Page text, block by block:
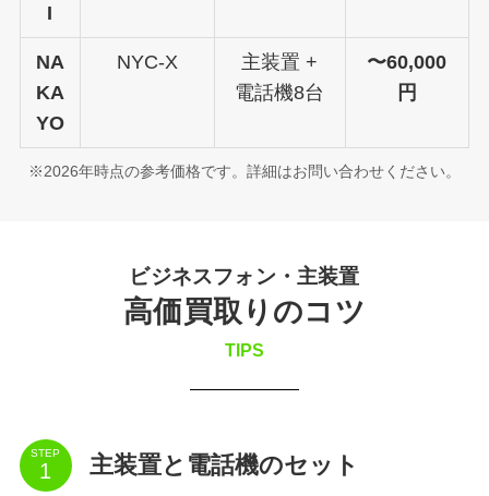
I
NA
KA
YO
NYC-X
主装置 +
電話機8台
〜60,000
円
※2026年時点の参考価格です。詳細はお問い合わせください。
ビジネスフォン・主装置
高価買取りのコツ
TIPS
STEP 主装置と電話機のセット